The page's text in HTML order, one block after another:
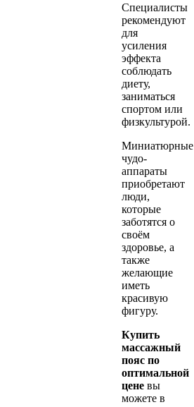
Специалисты
рекомендуют
для
усиления
эффекта
соблюдать
диету,
заниматься
спортом или
физкультурой.
Миниатюрные
чудо-
аппараты
приобретают
люди,
которые
заботятся о
своём
здоровье, а
также
желающие
иметь
красивую
фигуру.
Купить
массажный
пояс по
оптимальной
цене вы
можете в